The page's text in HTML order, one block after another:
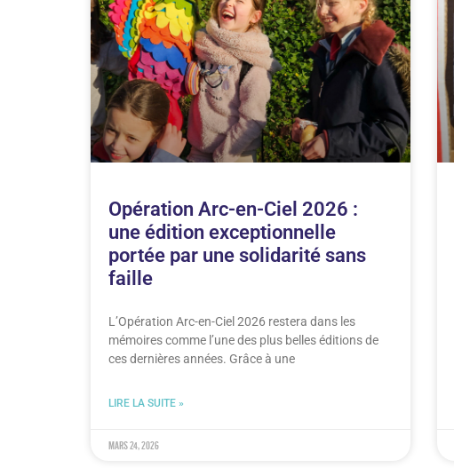
Opération Arc-en-Ciel 2026 :
une édition exceptionnelle
portée par une solidarité sans
faille
L’Opération Arc-en-Ciel 2026 restera dans les
mémoires comme l’une des plus belles éditions de
ces dernières années. Grâce à une
LIRE LA SUITE »
mars 24, 2026